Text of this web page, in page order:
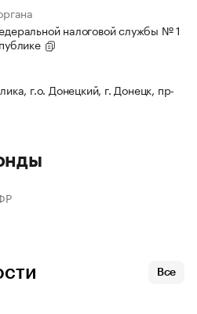
налоговой службы № 1
г.о. Донецкий, г. Донецк, пр-
Все